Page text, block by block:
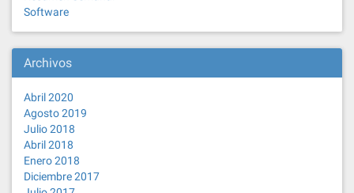
Software
Archivos
Abril 2020
Agosto 2019
Julio 2018
Abril 2018
Enero 2018
Diciembre 2017